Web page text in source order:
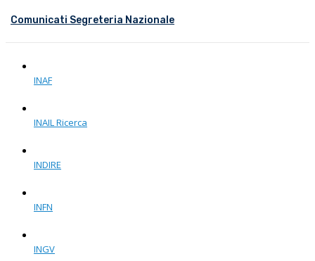
Comunicati Segreteria Nazionale
INAF
INAIL Ricerca
INDIRE
INFN
INGV